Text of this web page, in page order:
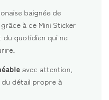
baignée de
à ce Mini Sticker
du quotidien qui ne
avec attention,
détail propre à